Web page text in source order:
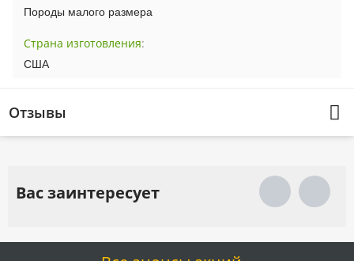
Породы малого размера
Страна изготовления:
США
Отзывы
Вас заинтересует